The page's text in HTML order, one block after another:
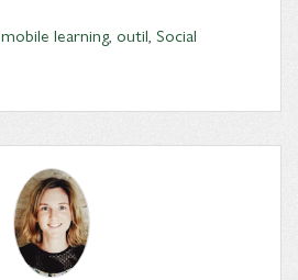
mobile learning, outil, Social